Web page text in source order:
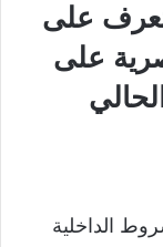
تعرف على
على
الداخلية